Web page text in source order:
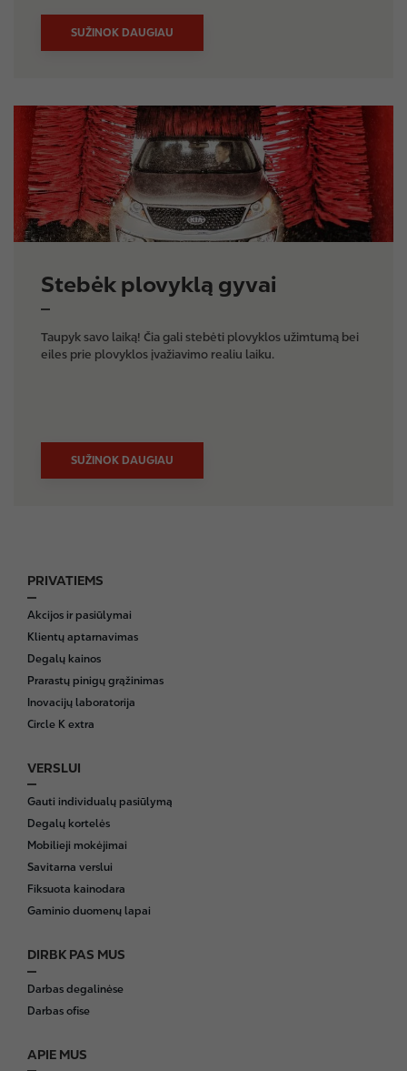
SUŽINOK DAUGIAU
Stebėk plovyklą gyvai
Taupyk savo laiką! Čia gali stebėti plovyklos užimtumą bei
eiles prie plovyklos įvažiavimo realiu laiku.
SUŽINOK DAUGIAU
F
o
o
t
e
r
PRIVATIEMS
Akcijos ir pasiūlymai
Klientų aptarnavimas
Degalų kainos
Prarastų pinigų grąžinimas
Inovacijų laboratorija
Circle K extra
VERSLUI
Gauti individualų pasiūlymą
Degalų kortelės
Mobilieji mokėjimai
Savitarna verslui
Fiksuota kainodara
Gaminio duomenų lapai
DIRBK PAS MUS
Darbas degalinėse
Darbas ofise
APIE MUS